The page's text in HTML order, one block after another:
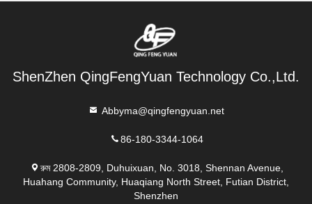
ShenZhen QingFengYuan Technology Co.,Ltd.
Abbyma@qingfengyuan.net
86-180-3344-1064
রুম 2808-2809, Duhuixuan, No. 3018, Shennan Avenue,
Huahang Community, Huaqiang North Street, Futian District,
Shenzhen